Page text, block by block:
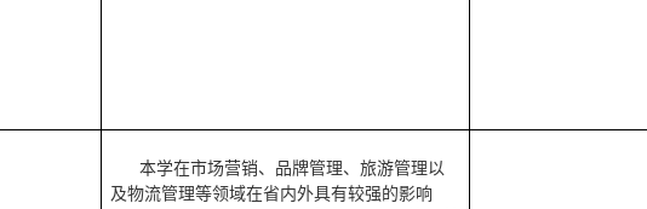
本学在市场营销、品牌管理、旅游管理以
及物流管理等领域在省内外具有较强的影响